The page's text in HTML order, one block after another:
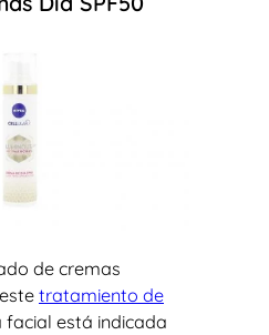
de cremas
tratamiento de
facial está indicada